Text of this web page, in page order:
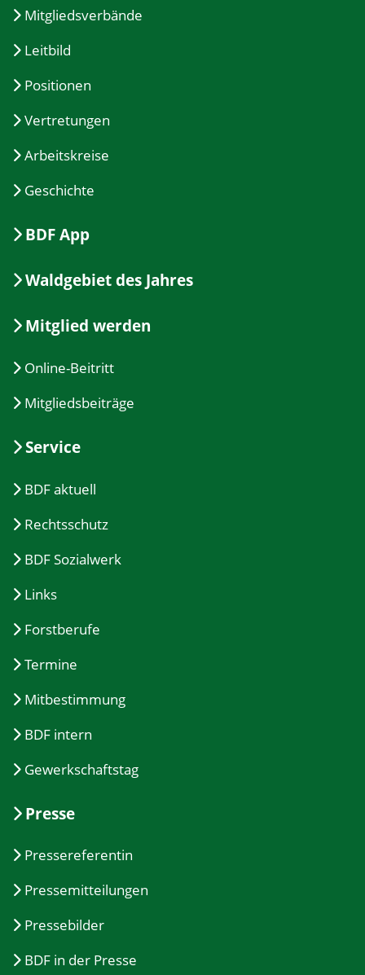
Mitgliedsverbände
Leitbild
Positionen
Vertretungen
Arbeitskreise
Geschichte
BDF App
Waldgebiet des Jahres
Mitglied werden
Online-Beitritt
Mitgliedsbeiträge
Service
BDF aktuell
Rechtsschutz
BDF Sozialwerk
Links
Forstberufe
Termine
Mitbestimmung
BDF intern
Gewerkschaftstag
Presse
Pressereferentin
Pressemitteilungen
Pressebilder
BDF in der Presse